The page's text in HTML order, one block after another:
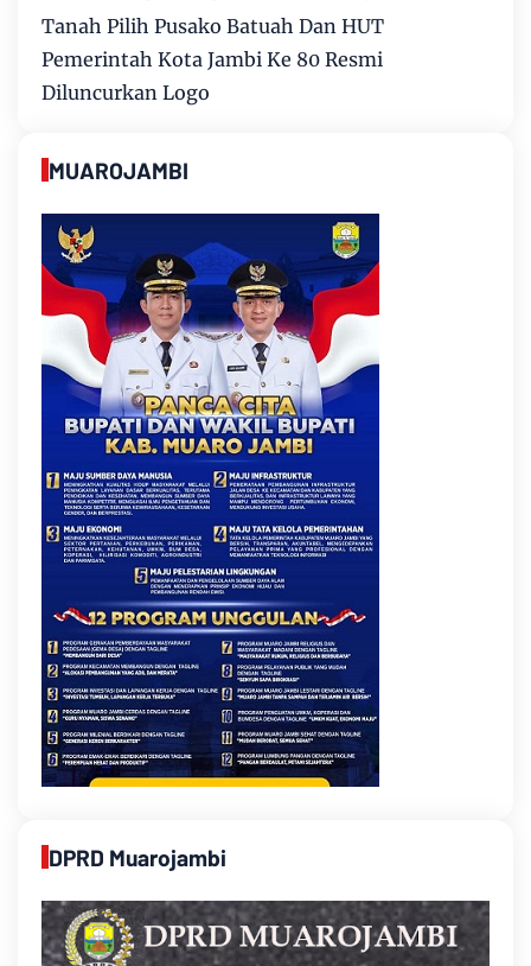
Tanah Pilih Pusako Batuah Dan HUT
Pemerintah Kota Jambi Ke 80 Resmi
Diluncurkan Logo
MUAROJAMBI
DPRD Muarojambi